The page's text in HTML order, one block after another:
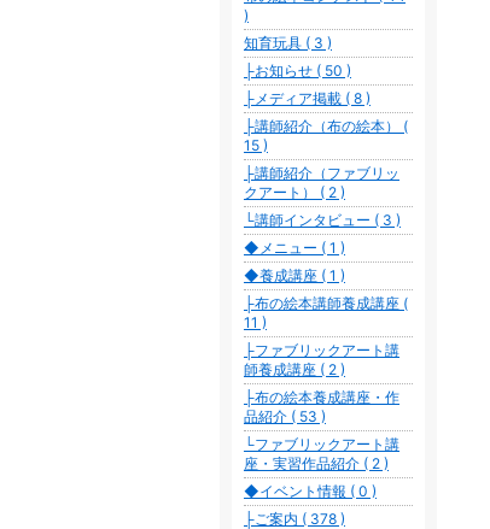
)
知育玩具 ( 3 )
├お知らせ ( 50 )
├メディア掲載 ( 8 )
├講師紹介（布の絵本） (
15 )
├講師紹介（ファブリッ
クアート） ( 2 )
└講師インタビュー ( 3 )
◆メニュー ( 1 )
◆養成講座 ( 1 )
├布の絵本講師養成講座 (
11 )
├ファブリックアート講
師養成講座 ( 2 )
├布の絵本養成講座・作
品紹介 ( 53 )
└ファブリックアート講
座・実習作品紹介 ( 2 )
◆イベント情報 ( 0 )
├ご案内 ( 378 )